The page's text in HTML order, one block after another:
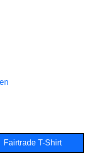
Fairtrade T-Shirt